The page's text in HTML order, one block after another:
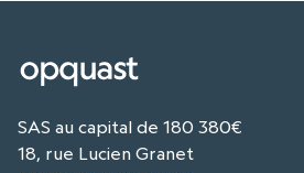
SAS au capital de 180 380€
18, rue Lucien Granet